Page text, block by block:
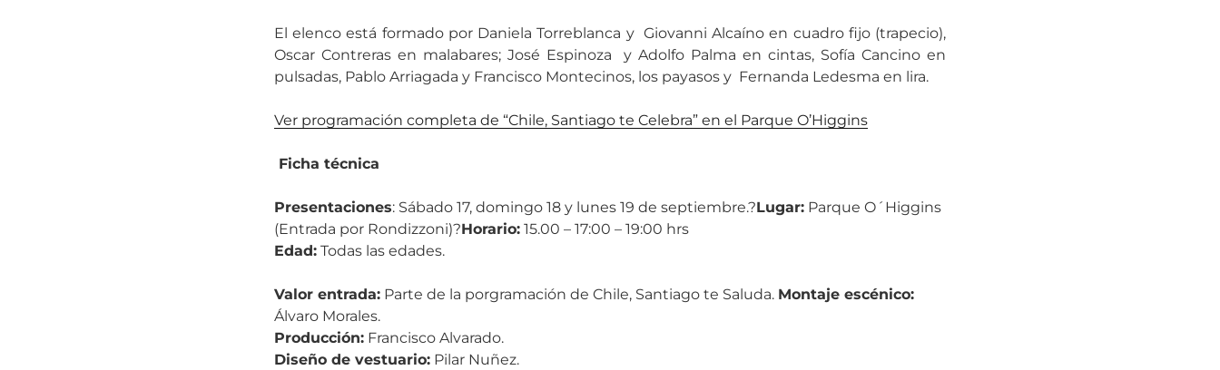
El elenco está formado por Daniela Torreblanca y Giovanni Alcaíno en cuadro fijo (trapecio),
Oscar Contreras en malabares; José Espinoza y Adolfo Palma en cintas, Sofía Cancino en
pulsadas, Pablo Arriagada y Francisco Montecinos, los payasos y Fernanda Ledesma en lira.
Ver programación completa de “Chile, Santiago te Celebra” en el Parque O’Higgins
Ficha técnica
Presentaciones: Sábado 17, domingo 18 y lunes 19 de septiembre.?Lugar: Parque O´Higgins
(Entrada por Rondizzoni)?Horario: 15.00 – 17:00 – 19:00 hrs
Edad: Todas las edades.
Valor entrada: Parte de la porgramación de Chile, Santiago te Saluda. Montaje escénico:
Álvaro Morales.
Producción: Francisco Alvarado.
Diseño de vestuario: Pilar Nuñez.